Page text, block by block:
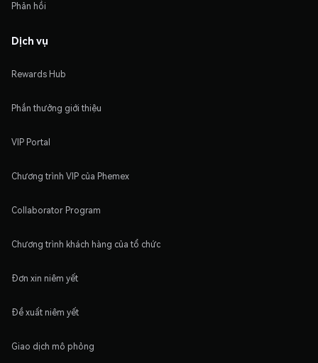
Phản hồi
Dịch vụ
Rewards Hub
Phần thưởng giới thiệu
VIP Portal
Chương trình VIP của Phemex
Collaborator Program
Chương trình khách hàng của tổ chức
Đơn xin niêm yết
Đề xuất niêm yết
Giao dịch mô phỏng